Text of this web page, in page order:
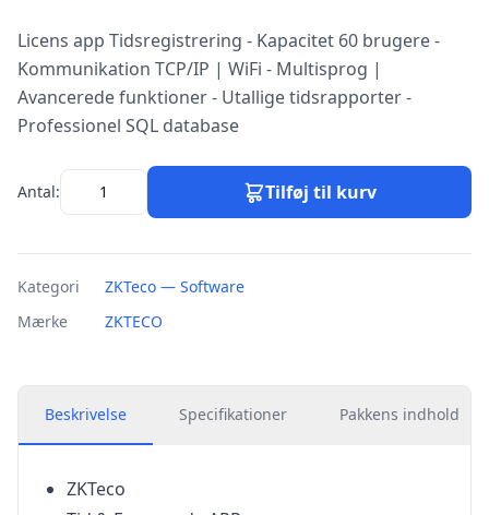
Licens app Tidsregistrering - Kapacitet 60 brugere -
Kommunikation TCP/IP | WiFi - Multisprog |
Avancerede funktioner - Utallige tidsrapporter -
Professionel SQL database
Antal: Tilføj til kurv
Kategori
ZKTeco — Software
Mærke
ZKTECO
Beskrivelse Specifikationer Pakkens indhold
ZKTeco